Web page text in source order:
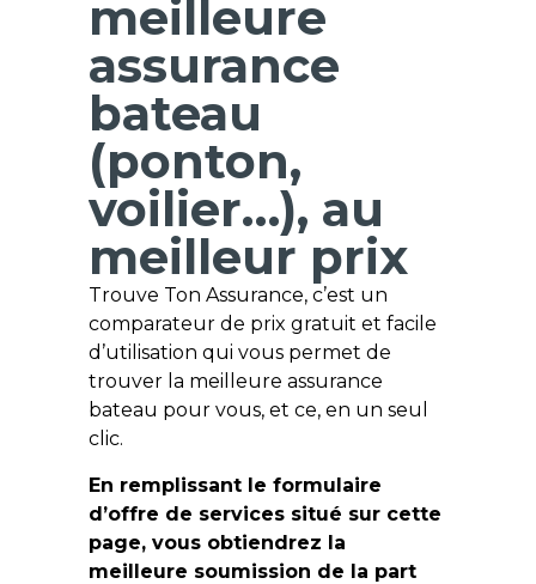
meilleure
assurance
bateau
(ponton,
voilier…), au
meilleur prix
Trouve Ton Assurance, c’est un
comparateur de prix gratuit et facile
d’utilisation qui vous permet de
trouver la meilleure assurance
bateau pour vous, et ce, en un seul
clic.
En remplissant le formulaire
d’offre de services situé sur cette
page, vous obtiendrez la
meilleure soumission de la part